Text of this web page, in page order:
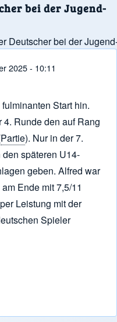
bei der Jugend-
Deutscher bei der
2025 - 10:11
Start hin.
Runde den auf Rang
Partie). Nur in der 7.
späteren U14-
geben. Alfred war
Ende mit 7,5/11
Leistung mit der
Spieler